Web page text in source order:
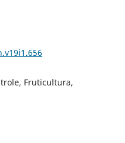
Fruticultura,